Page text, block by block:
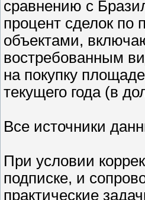
сравнению с
процент сделок
объектами,
востребованным
на покупку
текущего года (в
Все источники
При условии
подписке, и
практические